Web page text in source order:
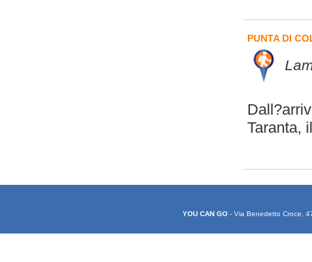
PUNTA DI
Taranta,
YOU CAN GO - Via Benedetto Croce,